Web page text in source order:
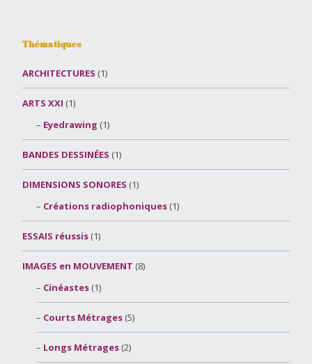
Thématiques
ARCHITECTURES (1)
ARTS XXI (1)
Eyedrawing (1)
BANDES DESSINÉES (1)
DIMENSIONS SONORES (1)
Créations radiophoniques(1)
ESSAIS réussis (1)
IMAGES en MOUVEMENT (8)
Cinéastes(1)
Courts Métrages(5)
Longs Métrages(2)